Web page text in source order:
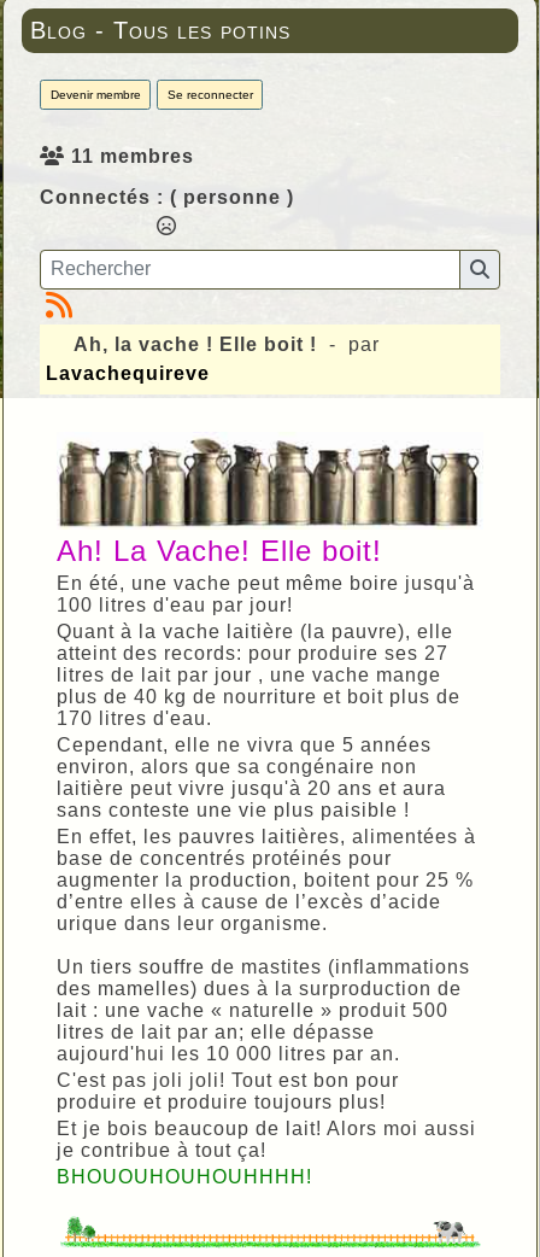
Blog - Tous les potins
Devenir membre Se reconnecter
11 membres
Connectés : ( personne )
Ah, la vache ! Elle boit !
- par
Lavachequireve
Ah! La Vache! Elle boit!
En été, une vache peut même boire jusqu'à
100 litres d'eau par jour!
Quant à la vache laitière (la pauvre), elle
atteint des records: pour produire ses 27
litres de lait par jour , une vache mange
plus de 40 kg de nourriture et boit plus de
170 litres d'eau.
Cependant, elle ne vivra que 5 années
environ, alors que sa congénaire non
laitière peut vivre jusqu'à 20 ans et aura
sans conteste une vie plus paisible !
En effet, les pauvres laitières, alimentées à
base de concentrés protéinés pour
augmenter la production, boitent pour 25 %
d’entre elles à cause de l’excès d’acide
urique dans leur organisme.
Un tiers souffre de mastites (inflammations
des mamelles) dues à la surproduction de
lait : une vache « naturelle » produit 500
litres de lait par an; elle dépasse
aujourd'hui les 10 000 litres par an.
C'est pas joli joli! Tout est bon pour
produire et produire toujours plus!
Et je bois beaucoup de lait! Alors moi aussi
je contribue à tout ça!
BHOUOUHOUHOUHHHH!